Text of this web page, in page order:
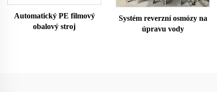
Automatický PE filmový
obalový stroj
Systém reverzní osmózy na
úpravu vody